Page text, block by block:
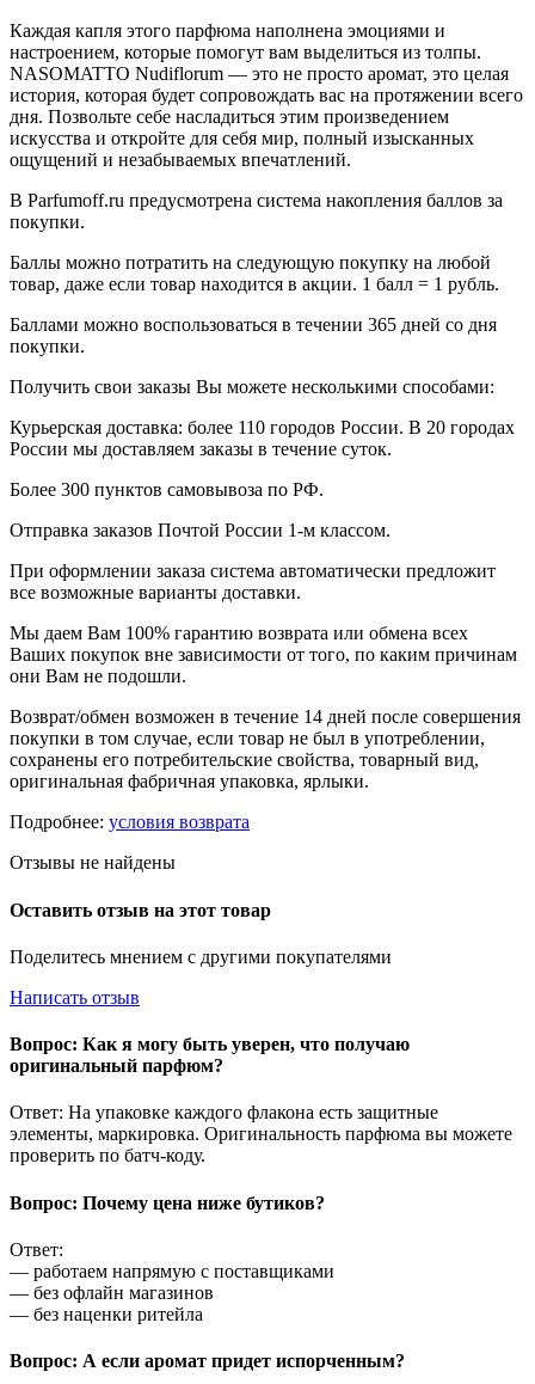
Каждая капля этого парфюма наполнена эмоциями и
настроением, которые помогут вам выделиться из толпы.
NASOMATTO Nudiflorum — это не просто аромат, это целая
история, которая будет сопровождать вас на протяжении всего
дня. Позвольте себе насладиться этим произведением
искусства и откройте для себя мир, полный изысканных
ощущений и незабываемых впечатлений.
В Parfumoff.ru предусмотрена система накопления баллов за
покупки.
Баллы можно потратить на следующую покупку на любой
товар, даже если товар находится в акции. 1 балл = 1 рубль.
Баллами можно воспользоваться в течении 365 дней со дня
покупки.
Получить свои заказы Вы можете несколькими способами:
Курьерская доставка: более 110 городов России. В 20 городах
России мы доставляем заказы в течение суток.
Более 300 пунктов самовывоза по РФ.
Отправка заказов Почтой России 1-м классом.
При оформлении заказа система автоматически предложит
все возможные варианты доставки.
Мы даем Вам 100% гарантию возврата или обмена всех
Ваших покупок вне зависимости от того, по каким причинам
они Вам не подошли.
Возврат/обмен возможен в течение 14 дней после совершения
покупки в том случае, если товар не был в употреблении,
сохранены его потребительские свойства, товарный вид,
оригинальная фабричная упаковка, ярлыки.
Подробнее: условия возврата
Отзывы не найдены
Оставить отзыв на этот товар
Поделитесь мнением с другими покупателями
Написать отзыв
Вопрос: Как я могу быть уверен, что получаю
оригинальный парфюм?
Ответ: На упаковке каждого флакона есть защитные
элементы, маркировка. Оригинальность парфюма вы можете
проверить по батч-коду.
Вопрос: Почему цена ниже бутиков?
Ответ:
— работаем напрямую с поставщиками
— без офлайн магазинов
— без наценки ритейла
Вопрос: А если аромат придет испорченным?